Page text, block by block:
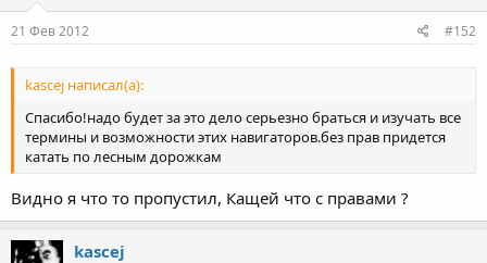
21 Фев 2012 #152
kascej написал(а):
Cпасибо!надо будет за это дело серьезно браться и изучать все
термины и возможности этих навигаторов.без прав придется
катать по лесным дорожкам
Видно я что то пропустил, Кащей что с правами ?
kascej